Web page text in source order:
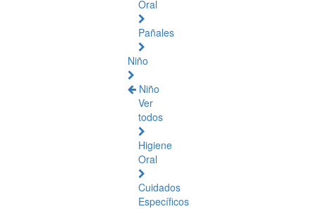
Oral
Pañales
Niño
Niño
Ver
todos
Higiene
Oral
Cuidados
Específicos